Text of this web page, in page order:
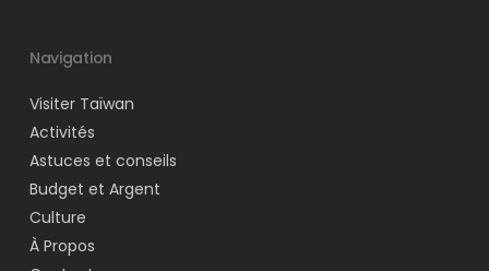
Navigation
Visiter Taïwan
Activités
Astuces et conseils
Budget et Argent
Culture
À Propos